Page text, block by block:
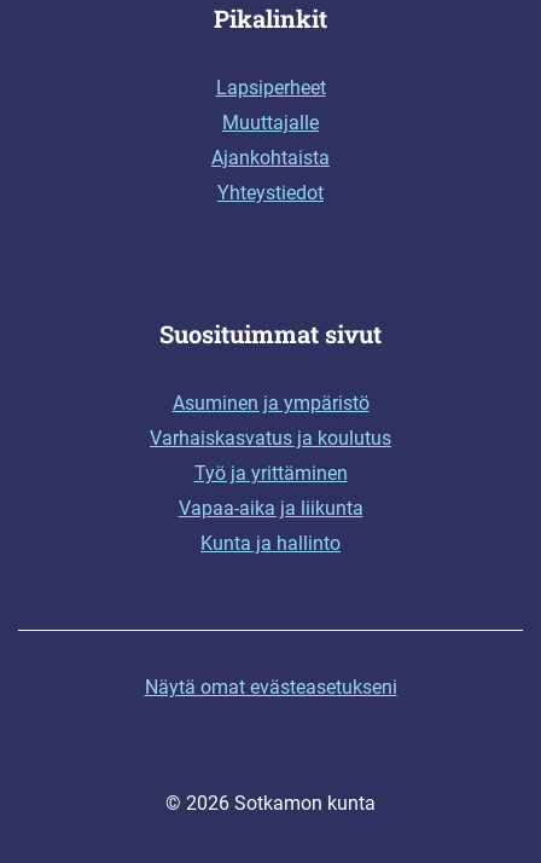
Pikalinkit
Lapsiperheet
Muuttajalle
Ajankohtaista
Yhteystiedot
Suosituimmat sivut
Asuminen ja ympäristö
Varhaiskasvatus ja koulutus
Työ ja yrittäminen
Vapaa-aika ja liikunta
Kunta ja hallinto
Näytä omat evästeasetukseni
© 2026 Sotkamon kunta